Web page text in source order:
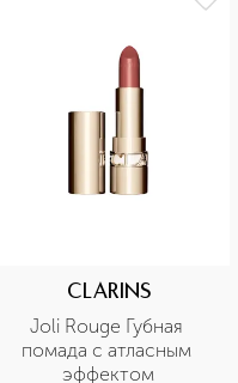
CLARINS
Joli Rouge Губная
помада с атласным
эффектом